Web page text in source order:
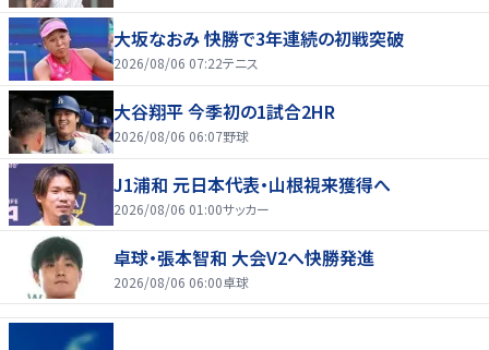
大坂なおみ 快勝で3年連続の初戦突破
2026/08/06 07:22テニス
大谷翔平 今季初の1試合2HR
2026/08/06 06:07野球
J1浦和 元日本代表・山根視来獲得へ
2026/08/06 01:00サッカー
卓球・張本智和 大会V2へ快勝発進
2026/08/06 06:00卓球